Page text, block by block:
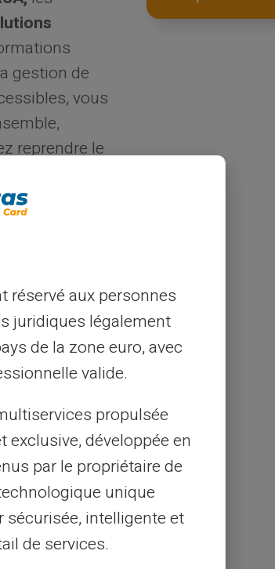
gestion de
vous
reprendre le
endou
le
être
un schéma de
réservé aux personnes
juridiques légalement
de la zone euro, avec
valide.
propulsée
développée en
par le propriétaire de
unique
intelligente et
de services.